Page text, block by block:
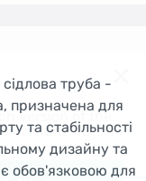
труба -
призначена для
та стабільності
дизайну та
є обов'язковою для
version of the
version?